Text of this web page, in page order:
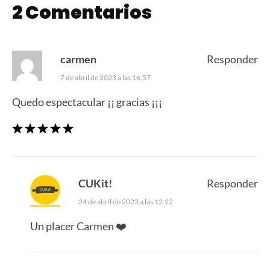
2 Comentarios
carmen
7 de abril de 2023 a las 16:57
Quedo espectacular ¡¡ gracias ¡¡¡
Responder
CUKit!
24 de abril de 2023 a las 12:22
Un placer Carmen ❤️
Responder